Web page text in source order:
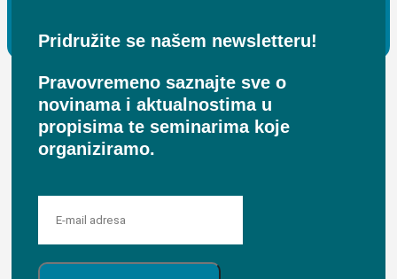
Pridružite se našem newsletteru!
Pravovremeno saznajte sve o
novinama i aktualnostima u
propisima te seminarima koje
organiziramo.